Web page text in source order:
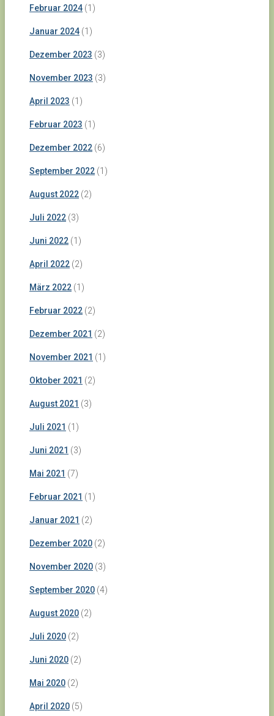
Februar 2024 (1)
Januar 2024 (1)
Dezember 2023 (3)
November 2023 (3)
April 2023 (1)
Februar 2023 (1)
Dezember 2022 (6)
September 2022 (1)
August 2022 (2)
Juli 2022 (3)
Juni 2022 (1)
April 2022 (2)
März 2022 (1)
Februar 2022 (2)
Dezember 2021 (2)
November 2021 (1)
Oktober 2021 (2)
August 2021 (3)
Juli 2021 (1)
Juni 2021 (3)
Mai 2021 (7)
Februar 2021 (1)
Januar 2021 (2)
Dezember 2020 (2)
November 2020 (3)
September 2020 (4)
August 2020 (2)
Juli 2020 (2)
Juni 2020 (2)
Mai 2020 (2)
April 2020 (5)